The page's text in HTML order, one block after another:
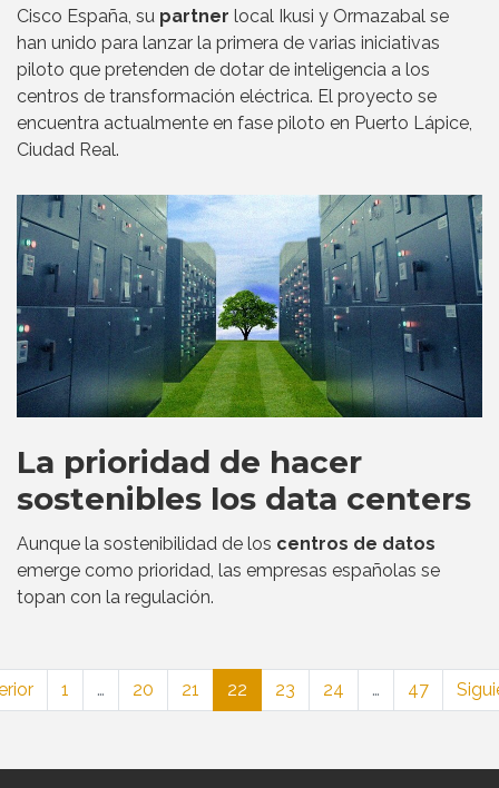
Cisco España, su partner local Ikusi y Ormazabal se
han unido para lanzar la primera de varias iniciativas
piloto que pretenden de dotar de inteligencia a los
centros de transformación eléctrica. El proyecto se
encuentra actualmente en fase piloto en Puerto Lápice,
Ciudad Real.
La prioridad de hacer
sostenibles los data centers
Aunque la sostenibilidad de los centros de datos
emerge como prioridad, las empresas españolas se
topan con la regulación.
1 … 20 21 22 23 24 … 47